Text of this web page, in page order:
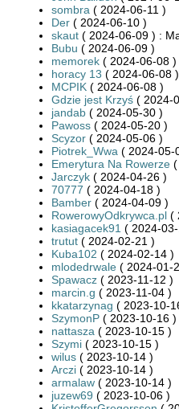
sombra ( 2024-06-11 )
Der ( 2024-06-10 )
skaut ( 2024-06-09 ) :
Bubu ( 2024-06-09 )
memorek ( 2024-06-08 )
horacy 13 ( 2024-06-08 )
MCPIK ( 2024-06-08 )
Gdzie jest Krzyś ( 2024-
jandab ( 2024-05-30 )
Pawoss ( 2024-05-20 )
Scyzor ( 2024-05-06 )
Piotrek_Wwa ( 2024-05-
Emerytura Na Rowerze
Jarczyk ( 2024-04-26 )
70777 ( 2024-04-18 )
Bamber ( 2024-04-09 )
RowerowyOdkrywca.pl (
kasiagacek91 ( 2024-
trutut ( 2024-02-21 )
Kuba102 ( 2024-02-14 )
mlodedrwale ( 2024-01-
Spawacz ( 2023-11-12 )
marcin.g ( 2023-11-04 )
kkatarzynag ( 2023-10-
SzymonP ( 2023-10-16 )
nattasza ( 2023-10-15 )
Szymi ( 2023-10-15 )
wilus ( 2023-10-14 )
Arczi ( 2023-10-14 )
armalaw ( 2023-10-14 )
juzew69 ( 2023-10-06 )